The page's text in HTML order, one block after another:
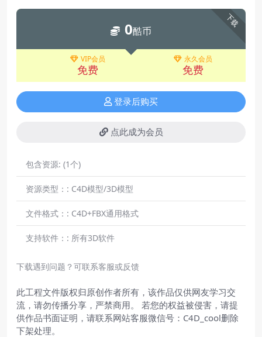
下载
0酷币
VIP会员
免费
永久会员
免费
登录后购买
点此成为会员
包含资源: (1个)
资源类型：: C4D模型/3D模型
文件格式：: C4D+FBX通用格式
支持软件：: 所有3D软件
下载遇到问题？可联系客服或反馈
此工程文件版权归原创作者所有，该作品仅供网友学习交
流，请勿传播分享，严禁商用。 若您的权益被侵害，请提
供作品书面证明，请联系网站客服微信号：C4D_cool删除
下架处理。